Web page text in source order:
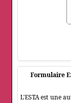
Formulaire
L'ESTA est une